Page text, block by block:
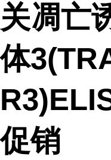
关凋亡
体
促销